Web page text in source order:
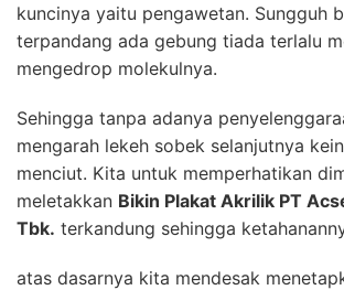
kuncinya yaitu pengawetan. Sungguh
terpandang ada gebung tiada terlalu
mengedrop molekulnya.
Sehingga tanpa adanya
mengarah lekeh sobek selanjutnya
menciut. Kita untuk memperhatikan
meletakkan Bikin Plakat Akrilik PT
Tbk. terkandung sehingga
atas dasarnya kita mendesak